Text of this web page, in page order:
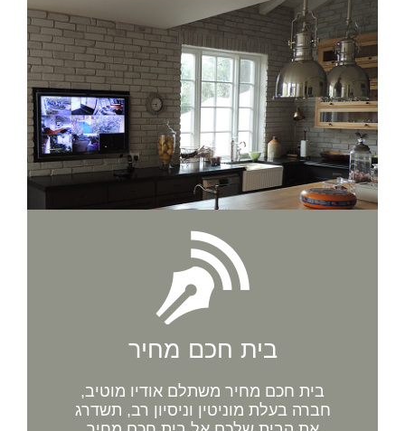
בית חכם מחיר
בית חכם מחיר משתלם אודיו מוטיב,
חברה בעלת מוניטין וניסיון רב, תשדרג